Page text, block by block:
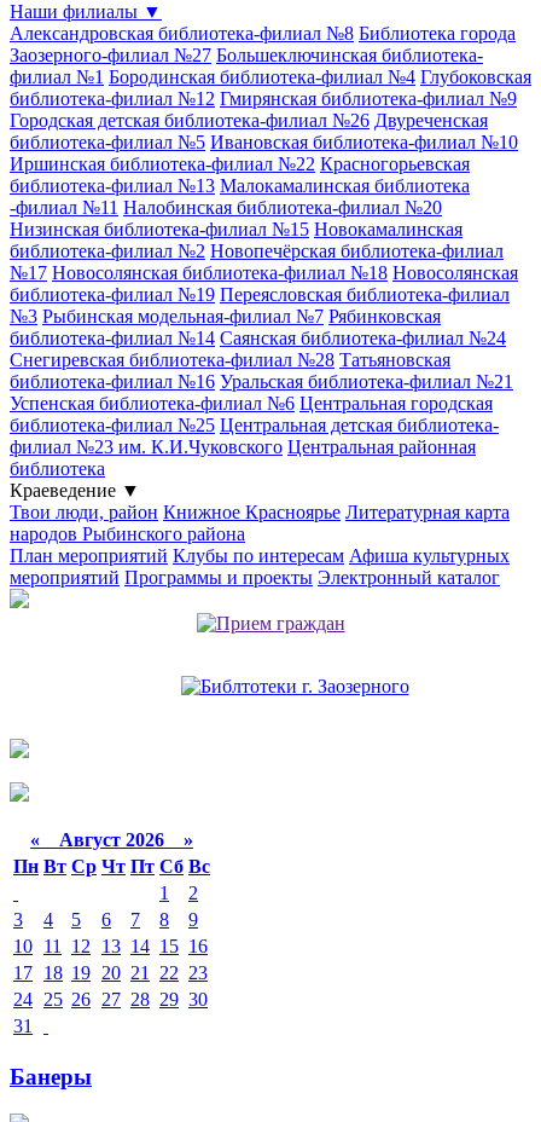
Наши филиалы ▼
Александровская библиотека-филиал №8 Библиотека города
Заозерного-филиал №27 Большеключинская библиотека-
филиал №1 Бородинская библиотека-филиал №4 Глубоковская
библиотека-филиал №12 Гмирянская библиотека-филиал №9
Городская детская библиотека-филиал №26 Двуреченская
библиотека-филиал №5 Ивановская библиотека-филиал №10
Иршинская библиотека-филиал №22 Красногорьевская
библиотека-филиал №13 Малокамалинская библиотека
-филиал №11 Налобинская библиотека-филиал №20
Низинская библиотека-филиал №15 Новокамалинская
библиотека-филиал №2 Новопечёрская библиотека-филиал
№17 Новосолянская библиотека-филиал №18 Новосолянская
библиотека-филиал №19 Переясловская библиотека-филиал
№3 Рыбинская модельная-филиал №7 Рябинковская
библиотека-филиал №14 Саянская библиотека-филиал №24
Снегиревская библиотека-филиал №28 Татьяновская
библиотека-филиал №16 Уральская библиотека-филиал №21
Успенская библиотека-филиал №6 Центральная городская
библиотека-филиал №25 Центральная детская библиотека-
филиал №23 им. К.И.Чуковского Центральная районная
библиотека
Краеведение ▼
Твои люди, район Книжное Красноярье Литературная карта
народов Рыбинского района
План мероприятий Клубы по интересам Афиша культурных
мероприятий Программы и проекты Электронный каталог
« Август 2026 »
Пн Вт Ср Чт Пт Сб Вс
1
2
3
4 5 6 7 8
9
10 11 12 13 14 15 16
17 18 19 20 21 22 23
24 25 26 27 28 29 30
31
Банеры